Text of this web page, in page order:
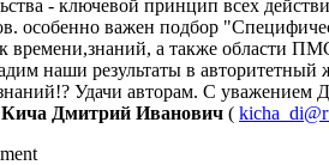
- ключевой принцип всех
особенно важен подбор
времени,знаний, а также области
наши результаты в
Удачи авторам. С
Кича Дмитрий Иванович (